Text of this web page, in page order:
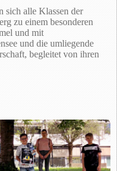
sich alle Klassen der
zu einem besonderen
und mit
und die umliegende
begleitet von ihren